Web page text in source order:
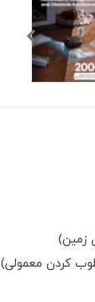
کردن معمولی)